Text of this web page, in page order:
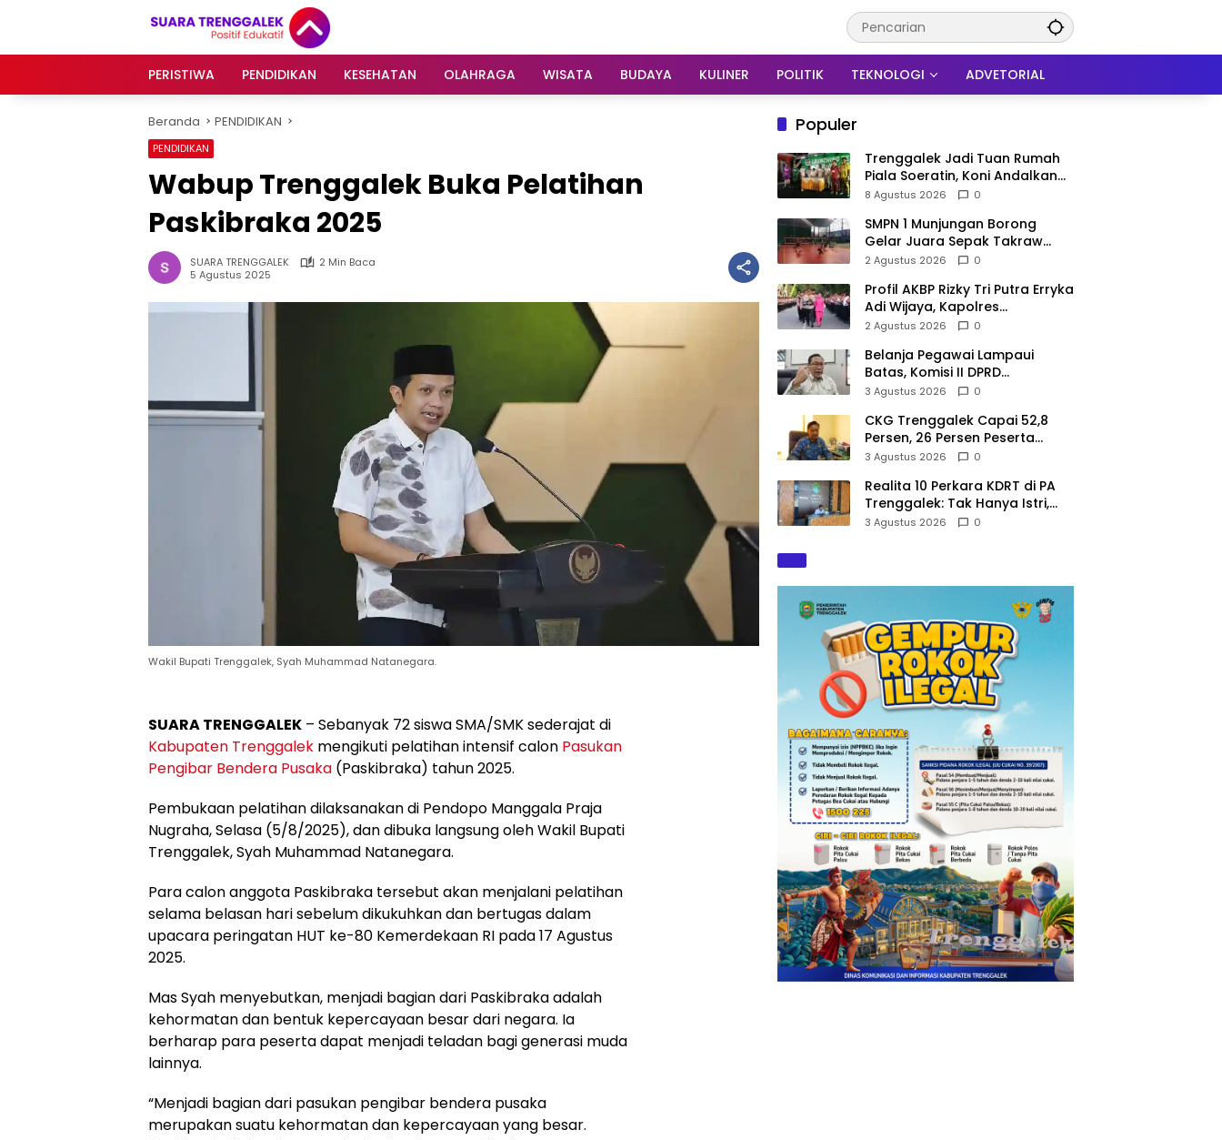
PERISTIWA
PENDIDIKAN KESEHATAN OLAHRAGA WISATA BUDAYA KULINER POLITIK TEKNOLOGI ADVETORIAL
Beranda PENDIDIKAN
PENDIDIKAN
Wabup Trenggalek Buka Pelatihan
Paskibraka 2025
SUARA TRENGGALEK
2 Min Baca
5 Agustus 2025
Wakil Bupati Trenggalek, Syah Muhammad Natanegara.
SUARA TRENGGALEK – Sebanyak 72 siswa SMA/SMK sederajat di
Kabupaten Trenggalek mengikuti pelatihan intensif calon Pasukan
Pengibar Bendera Pusaka (Paskibraka) tahun 2025.
Pembukaan pelatihan dilaksanakan di Pendopo Manggala Praja
Nugraha, Selasa (5/8/2025), dan dibuka langsung oleh Wakil Bupati
Trenggalek, Syah Muhammad Natanegara.
Para calon anggota Paskibraka tersebut akan menjalani pelatihan
selama belasan hari sebelum dikukuhkan dan bertugas dalam
upacara peringatan HUT ke-80 Kemerdekaan RI pada 17 Agustus
2025.
Mas Syah menyebutkan, menjadi bagian dari Paskibraka adalah
kehormatan dan bentuk kepercayaan besar dari negara. Ia
berharap para peserta dapat menjadi teladan bagi generasi muda
lainnya.
“Menjadi bagian dari pasukan pengibar bendera pusaka
merupakan suatu kehormatan dan kepercayaan yang besar.
Populer
Trenggalek Jadi Tuan Rumah
Piala Soeratin, Koni Andalkan
Skuad Pemain Lokal U-17
8 Agustus 2026 0
SMPN 1 Munjungan Borong
Gelar Juara Sepak Takraw
PHBN Trenggalek 2026, Jadi
2 Agustus 2026 0
Profil AKBP Rizky Tri Putra Erryka
Adi Wijaya, Kapolres
Trenggalek Baru yang Raih
2 Agustus 2026 0
Belanja Pegawai Lampaui
Batas, Komisi II DPRD
Trenggalek Nilai Pemda Salah
3 Agustus 2026 0
CKG Trenggalek Capai 52,8
Persen, 26 Persen Peserta
Berpotensi Alami Masalah
3 Agustus 2026 0
Realita 10 Perkara KDRT di PA
Trenggalek: Tak Hanya Istri,
Suami Juga Jadi Korban
3 Agustus 2026 0